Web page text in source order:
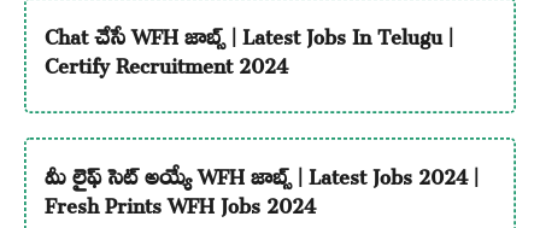
Chat చేసే WFH జాబ్స్ | Latest Jobs In Telugu |
Certify Recruitment 2024
మీ లైఫ్ సెట్ అయ్యే WFH జాబ్స్ | Latest Jobs 2024 |
Fresh Prints WFH Jobs 2024